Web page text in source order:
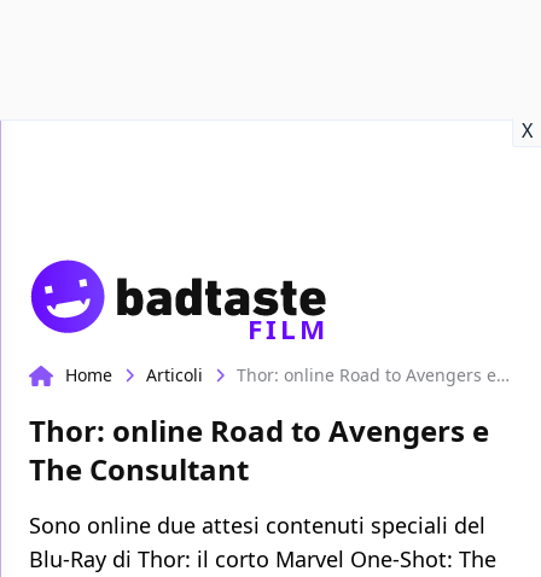
X
FILM
Home Articoli Thor: online Road to Avengers e The Consultant
Thor: online Road to Avengers e
The Consultant
Sono online due attesi contenuti speciali del
Blu-Ray di Thor: il corto Marvel One-Shot: The